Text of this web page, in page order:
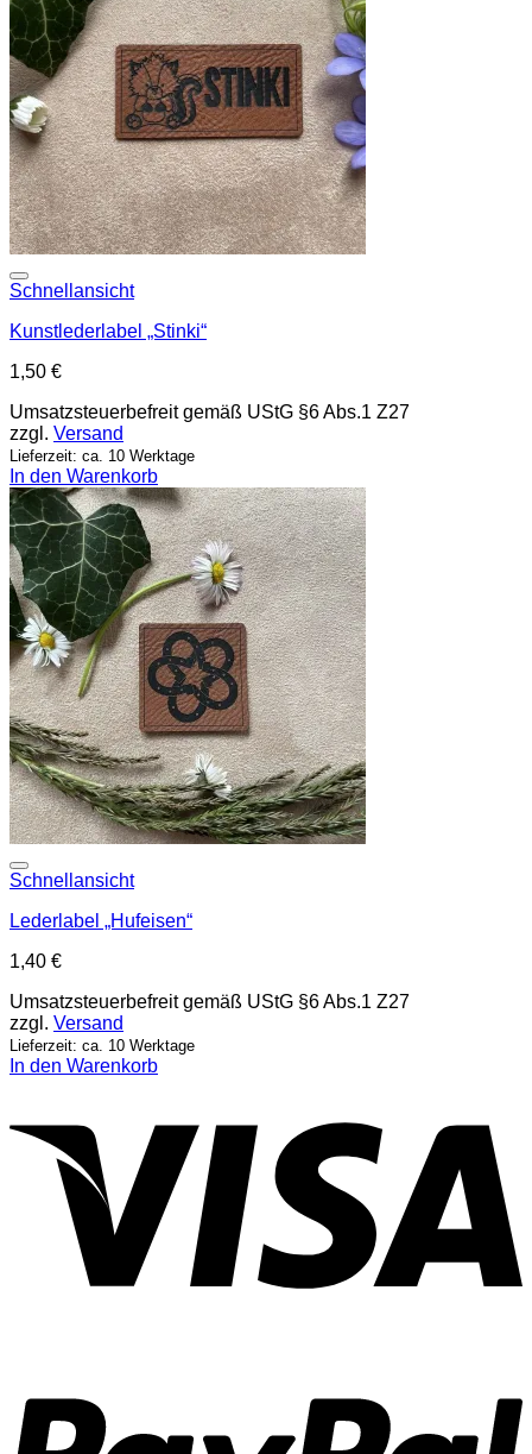
Schnellansicht
Kunstlederlabel „Stinki“
1,50 €
Umsatzsteuerbefreit gemäß UStG §6 Abs.1 Z27
zzgl. Versand
Lieferzeit: ca. 10 Werktage
In den Warenkorb
Schnellansicht
Lederlabel „Hufeisen“
1,40 €
Umsatzsteuerbefreit gemäß UStG §6 Abs.1 Z27
zzgl. Versand
Lieferzeit: ca. 10 Werktage
In den Warenkorb